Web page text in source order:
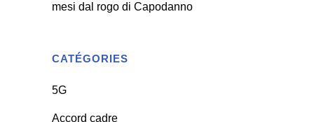
mesi dal rogo di Capodanno
CATÉGORIES
5G
Accord cadre